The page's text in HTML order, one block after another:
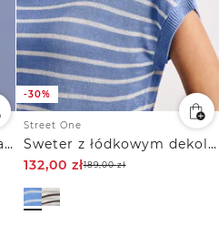
Sweter z obniżoną linią ramion z okrągłym dekoltem
-30%
Street One
Sweter z łódkowym dekoltem w paski
132,00 zł189,00zł